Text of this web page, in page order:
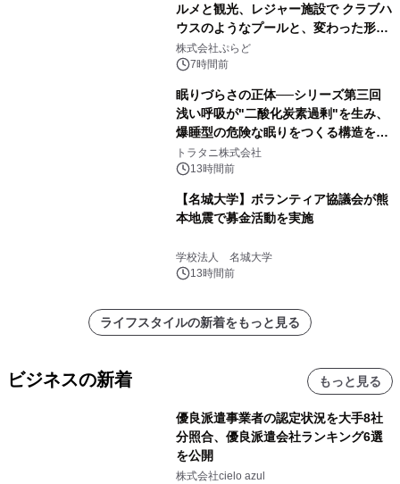
ルメと観光、レジャー施設で クラブハ
ウスのようなプールと、変わった形の
サウナも 「THE BOXY AWAJI」のお
得な素泊まり連泊プランで
株式会社ぷらど
7時間前
眠りづらさの正体──シリーズ第三回
浅い呼吸が"二酸化炭素過剰"を生み、
爆睡型の危険な眠りをつくる構造を解
説
トラタニ株式会社
13時間前
【名城大学】ボランティア協議会が熊
本地震で募金活動を実施
学校法人 名城大学
13時間前
ライフスタイルの新着をもっと見る
ビジネスの新着 もっと見る
優良派遣事業者の認定状況を大手8社
分照合、優良派遣会社ランキング6選
を公開
株式会社cielo azul